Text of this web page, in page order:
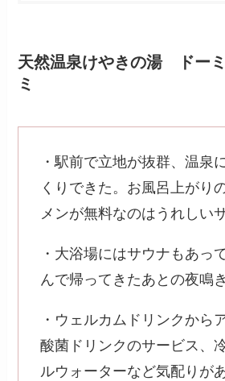
天然温泉けやきの湯 ドー
ミ
・駅前で立地が抜群、温泉
くりできた。お風呂上がり
メンが無料なのはうれしい
・大浴場にはサウナもあっ
んで帰ってきたあとの夜鳴
・ウェルカムドリンクから
酸菌ドリンクのサービス、
ルウォーターなど気配りが